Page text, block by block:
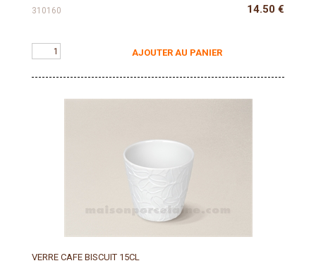
310160 14.50 €
AJOUTER AU PANIER
VERRE CAFE BISCUIT 15CL